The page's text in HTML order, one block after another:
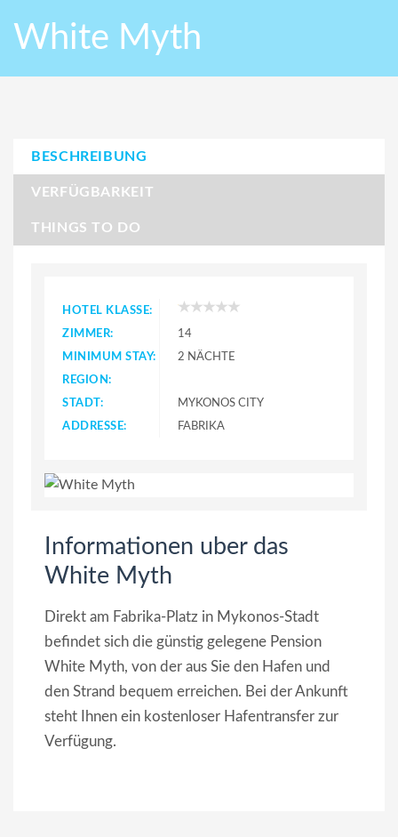
White Myth
BESCHREIBUNG
VERFÜGBARKEIT
THINGS TO DO
HOTEL KLASSE:
ZIMMER:
14
MINIMUM STAY:
2 NÄCHTE
REGION:
STADT:
MYKONOS CITY
ADDRESSE:
FABRIKA
Informationen uber das
White Myth
Direkt am Fabrika-Platz in Mykonos-Stadt
befindet sich die günstig gelegene Pension
White Myth, von der aus Sie den Hafen und
den Strand bequem erreichen. Bei der Ankunft
steht Ihnen ein kostenloser Hafentransfer zur
Verfügung.